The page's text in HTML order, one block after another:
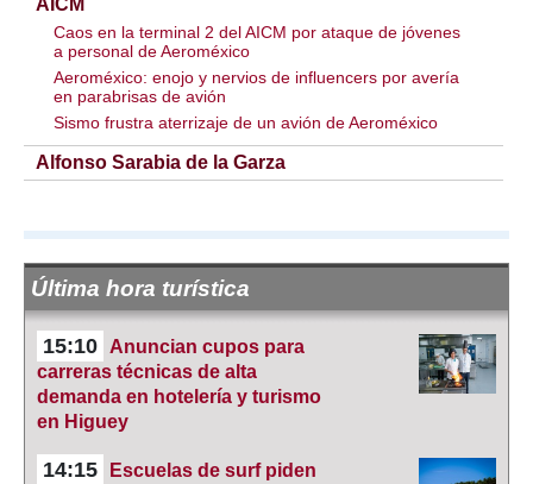
AICM
Caos en la terminal 2 del AICM por ataque de jóvenes
a personal de Aeroméxico
Aeroméxico: enojo y nervios de influencers por avería
en parabrisas de avión
Sismo frustra aterrizaje de un avión de Aeroméxico
Alfonso Sarabia de la Garza
Última hora turística
15:10
Anuncian cupos para
carreras técnicas de alta
demanda en hotelería y turismo
en Higuey
14:15
Escuelas de surf piden